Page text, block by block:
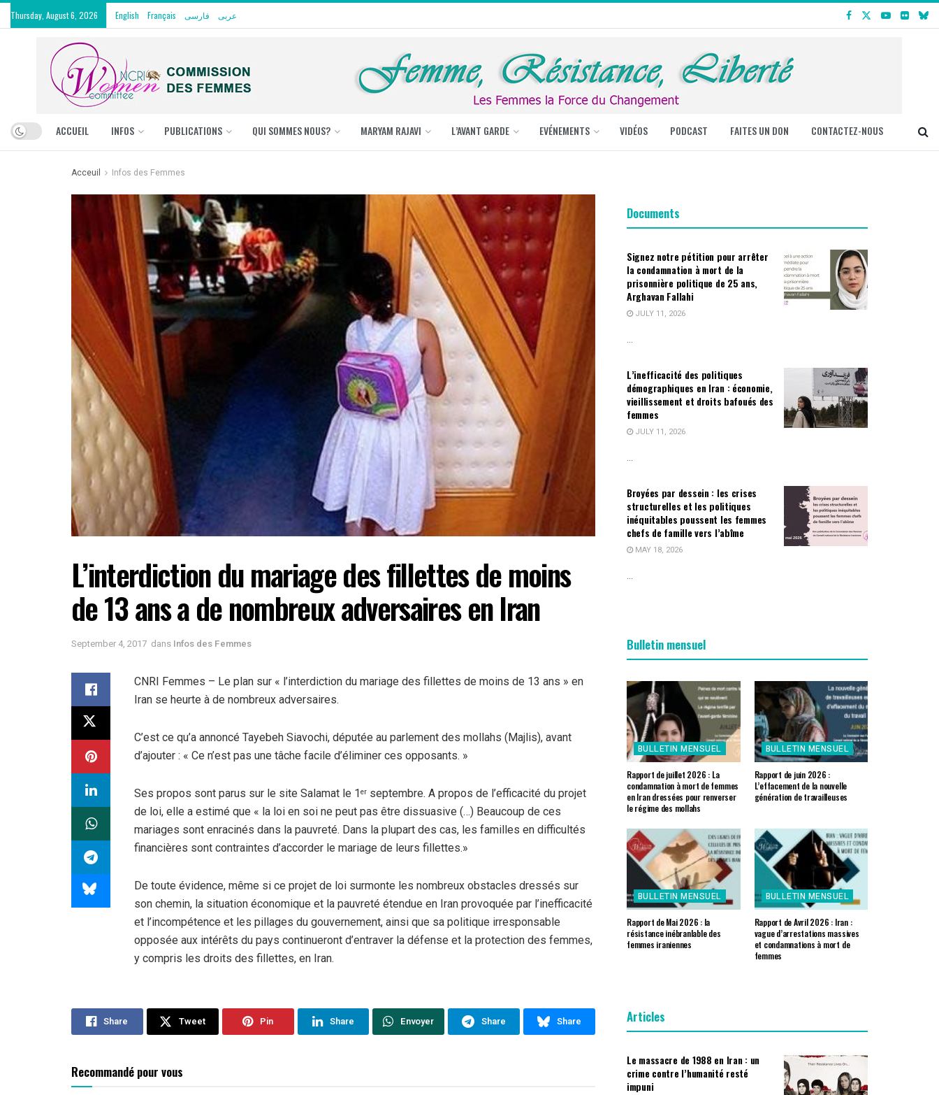
Thursday, August 6, 2026 English Français فارسی عربی
ACCUEIL INFOS PUBLICATIONS QUI SOMMES NOUS? MARYAM RAJAVI L’AVANT GARDE EVÉNEMENTS VIDÉOS PODCAST FAITES UN DON CONTACTEZ-NOUS
Acceuil Infos des Femmes
L’interdiction du mariage des fillettes de moins
de 13 ans a de nombreux adversaires en Iran
September 4, 2017 dans Infos des Femmes
CNRI Femmes – Le plan sur « l’interdiction du mariage des fillettes de moins de 13 ans » en
Iran se heurte à de nombreux adversaires.
C’est ce qu’a annoncé Tayebeh Siavochi, députée au parlement des mollahs (Majlis), avant
d’ajouter : « Ce n’est pas une tâche facile d’éliminer ces opposants. »
Ses propos sont parus sur le site Salamat le 1er septembre. A propos de l’efficacité du projet
de loi, elle a estimé que « la loi en soi ne peut pas être dissuasive (…) Beaucoup de ces
mariages sont enracinés dans la pauvreté. Dans la plupart des cas, les familles en difficultés
financières sont contraintes d’accorder le mariage de leurs fillettes.»
De toute évidence, même si ce projet de loi surmonte les nombreux obstacles dressés sur
son chemin, la situation économique et la pauvreté étendue en Iran provoquée par l’inefficacité
et l’incompétence et les pillages du gouvernement, ainsi que sa politique irresponsable
opposée aux intérêts du pays continueront d’entraver la défense et la protection des femmes,
y compris les droits des fillettes, en Iran.
Share Tweet Pin Share Envoyer Share Share
Recommandé pour vous
Documents
Signez notre pétition pour arrêter
la condamnation à mort de la
prisonnière politique de 25 ans,
Arghavan Fallahi
JULY 11, 2026
L’inefficacité des politiques
démographiques en Iran : économie,
vieillissement et droits bafoués des
femmes
JULY 11, 2026
Broyées par dessein : les crises
structurelles et les politiques
inéquitables poussent les femmes
chefs de famille vers l’abîme
MAY 18, 2026
Bulletin mensuel
BULLETIN MENSUEL
Rapport de juillet 2026 : La
condamnation à mort de femmes
en Iran dressées pour renverser
le régime des mollahs
BULLETIN MENSUEL
Rapport de juin 2026 :
L’effacement de la nouvelle
génération de travailleuses
BULLETIN MENSUEL
Rapport de Mai 2026 : la
résistance inébranlable des
femmes iraniennes
BULLETIN MENSUEL
Rapport de Avril 2026 : Iran :
vague d’arrestations massives
et condamnations à mort de
femmes
Articles
Le massacre de 1988 en Iran : un
crime contre l’humanité resté
impuni